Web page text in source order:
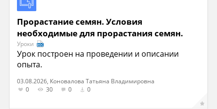
Прорастание семян. Условия
необходимые для прорастания семян.
Уроки
Урок построен на проведении и описании
опыта.
03.08.2026, Коновалова Татьяна Владимировна
0
30 0 0